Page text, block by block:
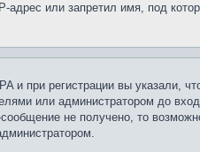
адрес или запретил имя, под
и при регистрации вы указали,
или администратором до
не получено, то